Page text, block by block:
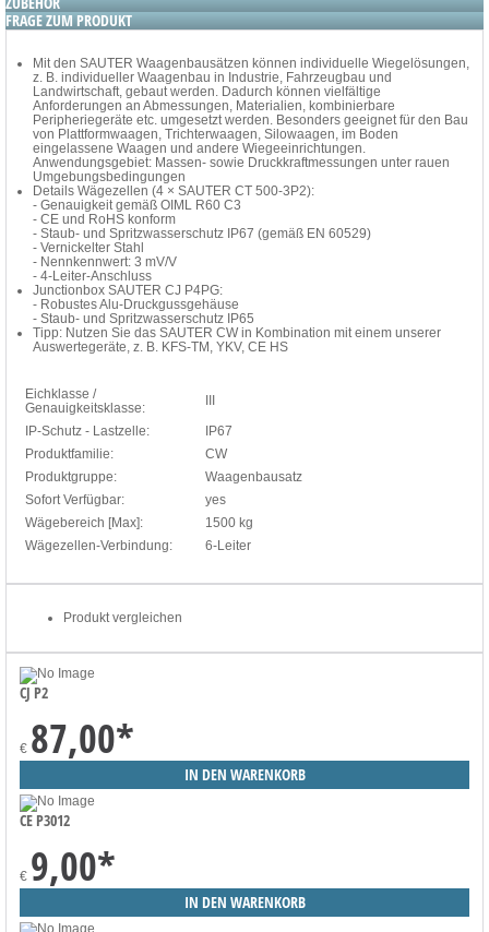
FRAGE ZUM PRODUKT
Mit den SAUTER Waagenbausätzen können individuelle Wiegelösungen,
z. B. individueller Waagenbau in Industrie, Fahrzeugbau und
Landwirtschaft, gebaut werden. Dadurch können vielfältige
Anforderungen an Abmessungen, Materialien, kombinierbare
Peripheriegeräte etc. umgesetzt werden. Besonders geeignet für den Bau
von Plattformwaagen, Trichterwaagen, Silowaagen, im Boden
eingelassene Waagen und andere Wiegeeinrichtungen.
Anwendungsgebiet: Massen- sowie Druckkraftmessungen unter rauen
Umgebungsbedingungen
Details Wägezellen (4 × SAUTER CT 500-3P2):
- Genauigkeit gemäß OIML R60 C3
- CE und RoHS konform
- Staub- und Spritzwasserschutz IP67 (gemäß EN 60529)
- Vernickelter Stahl
- Nennkennwert: 3 mV/V
- 4-Leiter-Anschluss
Junctionbox SAUTER CJ P4PG:
- Robustes Alu-Druckgussgehäuse
- Staub- und Spritzwasserschutz IP65
Tipp: Nutzen Sie das SAUTER CW in Kombination mit einem unserer
Auswertegeräte, z. B. KFS-TM, YKV, CE HS
Eichklasse /
Genauigkeitsklasse:
III
IP-Schutz - Lastzelle:
IP67
Produktfamilie:
CW
Produktgruppe:
Waagenbausatz
Sofort Verfügbar:
yes
Wägebereich [Max]:
1500 kg
Wägezellen-Verbindung:
6-Leiter
Produkt vergleichen
CJ P2
€ 87,00*
CE P3012
€ 9,00*